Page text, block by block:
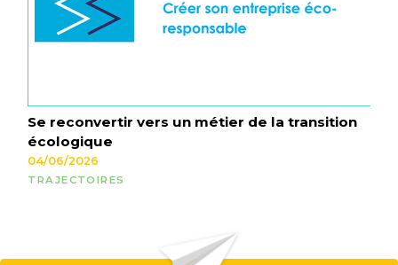
Se reconvertir vers un métier de la transition
écologique
04/06/2026
TRAJECTOIRES